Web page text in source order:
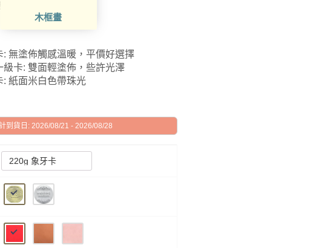
木框畫
箔貼紙
: 無塗佈觸感溫暖，平價好選擇
級卡: 雙面輕塗佈，些許光澤
: 紙面米白色帶珠光
到貨日: 2026/08/21 - 2026/08/28